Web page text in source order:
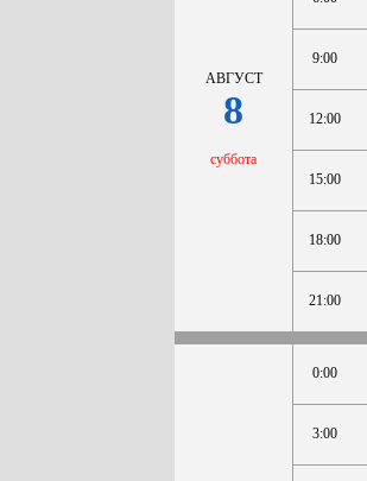
АВГУСТ
8
суббота
9:00
12:00
15:00
18:00
21:00
0:00
3:00